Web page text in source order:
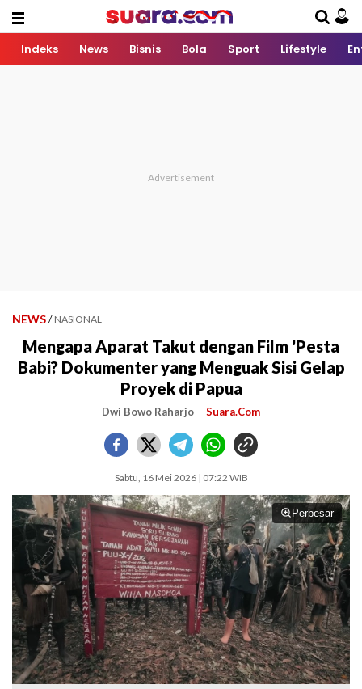
Indeks News Bisnis Bola Sport Lifestyle
NEWS / NASIONAL
Mengapa Aparat Takut dengan Film 'Pesta
Babi? Dokumenter yang Menguak Sisi Gelap
Proyek di Papua
Dwi Bowo Raharjo Suara.Com
Sabtu, 16 Mei 2026 | 07:22 WIB
Perbesar